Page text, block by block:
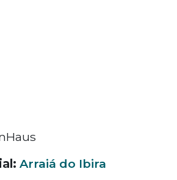
Arraiá do Ibira